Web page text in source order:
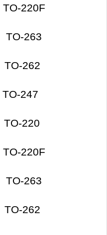
220F
TO-263
TO-262
247
220
220F
TO-263
TO-262